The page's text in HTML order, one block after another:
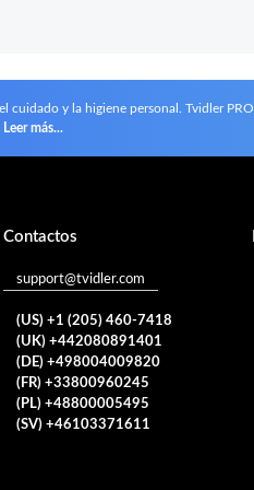
cuidado y la higiene personal. Tvidler
Leer más...
Contactos
support@tvidler.com
(US) +1 (205) 460-7418
(UK) +442080891401
(DE) +498004009820
(FR) +33800960245
(PL) +48800005495
(SV) +46103371611